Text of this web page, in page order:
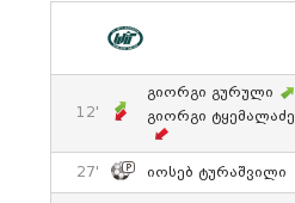
12'
Გიორგი Გურული
Გიორგი Ტყემალაძე
27' Იოსებ Ტურაშვილი